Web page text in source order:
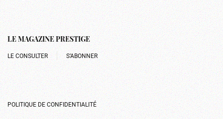
LE MAGAZINE PRESTIGE
LE CONSULTER S’ABONNER
POLITIQUE DE CONFIDENTIALITÉ